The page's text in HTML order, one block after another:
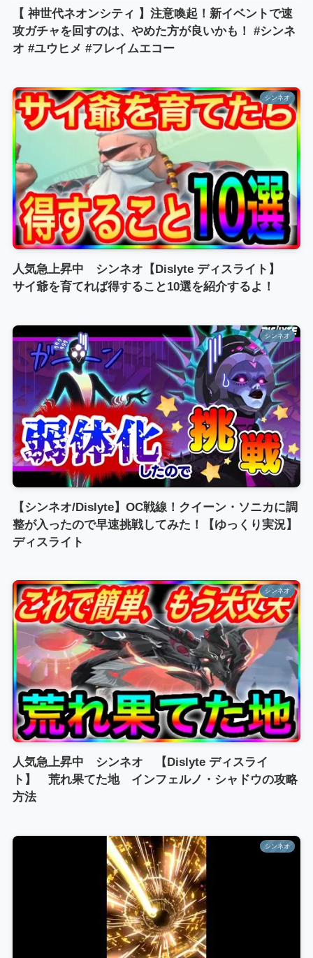
【 神世代ネオンシティ 】注意喚起！新イベントで速
攻ガチャを回すのは、やめた方が良いかも！ #シンネ
オ #ユウヒメ #フレイムエコー
シンネオ
人気急上昇中 シンネオ【Dislyte ディスライト】
サイ爺を育てれば得すること10選を紹介するよ！
シンネオ
【シンネオ/Dislyte】OC戦線！クイーン・ソニカに調
整が入ったので早速挑戦してみた！【ゆっくり実況】
ディスライト
シンネオ
人気急上昇中 シンネオ 【Dislyte ディスライ
ト】 荒れ果てた地 インフェルノ・シャドウの攻略
方法
シンネオ